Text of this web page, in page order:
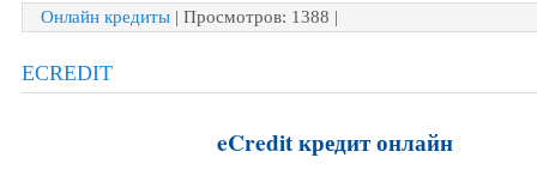
Онлайн кредиты | Просмотров: 1388 |
ECREDIT
eCredit кредит онлайн